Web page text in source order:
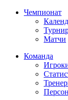
Чемпионат
Матчи
Команда